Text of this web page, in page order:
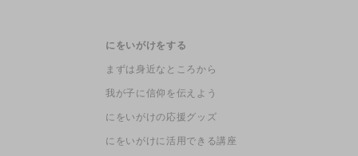
にをいがけをする
まずは身近なところから
我が子に信仰を伝えよう
にをいがけの応援グッズ
にをいがけに活用できる講座